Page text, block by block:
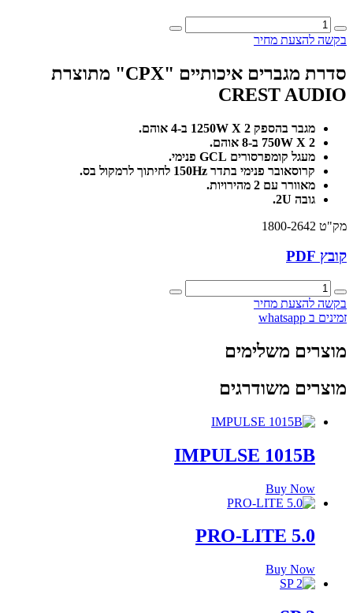
כמות
של
230EU
בקשה להצעת מחיר
סדרת מגברים איכותיים "CPX" מתוצרת
CREST AUDIO
מגבר בהספק 1250W X 2 ב-4 אוהם.
750W X 2 ב-8 אוהם.
מעגל קומפרסורים GCL פנימי.
קרוסאובר פנימי בתדר 150Hz לחיתוך לרמקול בס.
מאוורר עם 2 מהירויות.
גובה 2U.
מק"ט 1800-2642
קובץ PDF
כמות
של
CPX
בקשה להצעת מחיר
זמינים ב whatsapp
מוצרים משלימים
מוצרים משודרגים
IMPULSE 1015B
Buy Now
PRO-LITE 5.0
Buy Now